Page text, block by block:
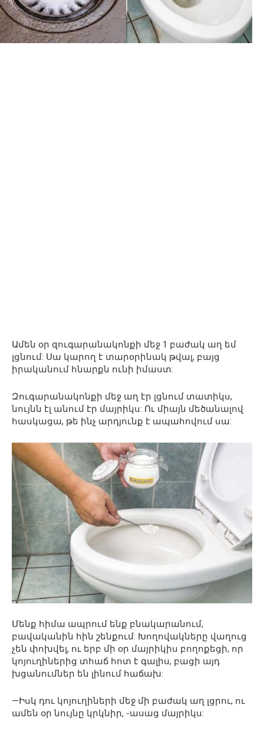
Ամեն օր զուգարանակոնքի մեջ 1 բաժակ աղ եմ
լցնում: Սա կարող է տարօրինակ թվալ, բայց
իրականում հնարքն ունի իմաստ:
Զուգարանակոնքի մեջ աղ էր լցնում տատիկս,
նույնն էլ անում էր մայրիկս: Ու միայն մեծանալով
հասկացա, թե ինչ արդյունք է ապահովում սա:
Մենք հիմա ապրում ենք բնակարանում,
բավականին հին շենքում: Խողովակները վաղուց
չեն փոխվել, ու երբ մի օր մայրիկիս բողոքեցի, որ
կոյուղիներից տհաճ հոտ է գալիս, բացի այդ
խցանումներ են լինում հաճախ:
—Իսկ դու կոյուղիների մեջ մի բաժակ աղ լցրու, ու
ամեն օր նույնը կրկնիր, -ասաց մայրիկս: